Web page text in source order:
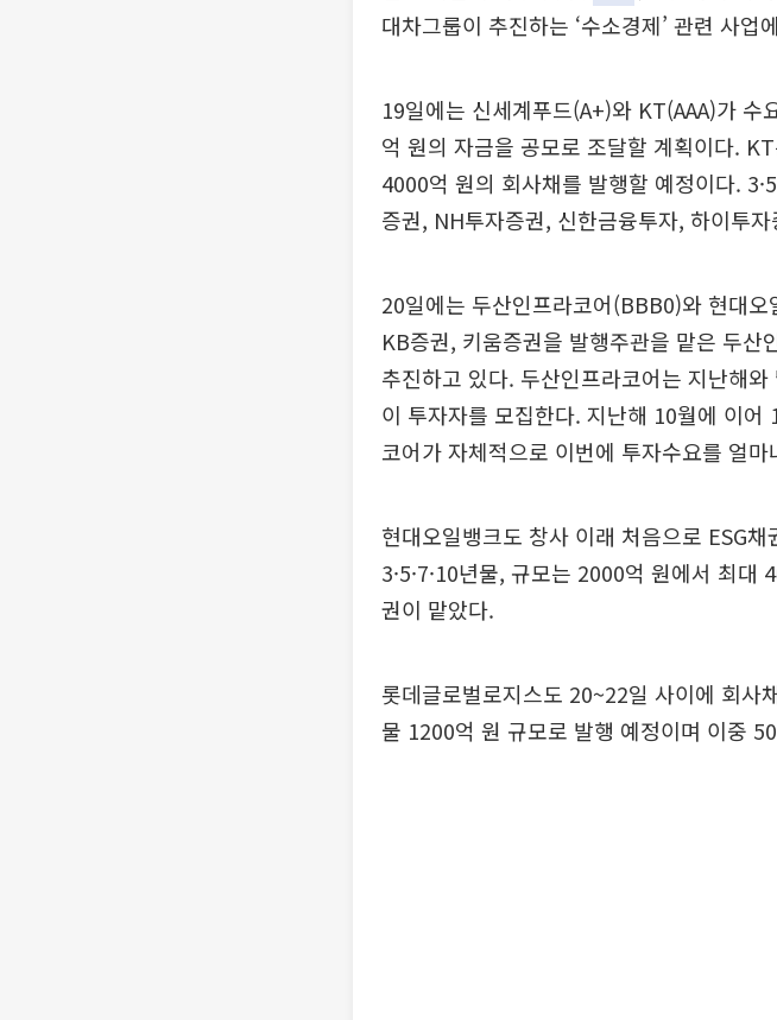
대차그룹이 추진하는 ‘수소경제’ 관련 사
19일에는 신세계푸드(A+)와 KT(AAA)가
억 원의 자금을 공모로 조달할 계획이다.
4000억 원의 회사채를 발행할 예정이다.
증권, NH투자증권, 신한금융투자, 하이투
20일에는 두산인프라코어(BBB0)와 현대
KB증권, 키움증권을 발행주관을 맡은 두
추진하고 있다. 두산인프라코어는 지난해
이 투자자를 모집한다. 지난해 10월에 이
코어가 자체적으로 이번에 투자수요를 얼
현대오일뱅크도 창사 이래 처음으로 ESG
3·5·7·10년물, 규모는 2000억 원에서 최
권이 맡았다.
롯데글로벌로지스도 20~22일 사이에 회사
물 1200억 원 규모로 발행 예정이며 이중